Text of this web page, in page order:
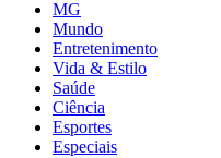
MG
Mundo
Entretenimento
Vida & Estilo
Saúde
Ciência
Esportes
Especiais